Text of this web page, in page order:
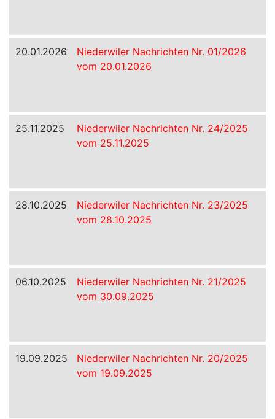
20.01.2026
Niederwiler Nachrichten Nr. 01/2026
vom 20.01.2026
25.11.2025
Niederwiler Nachrichten Nr. 24/2025
vom 25.11.2025
28.10.2025
Niederwiler Nachrichten Nr. 23/2025
vom 28.10.2025
06.10.2025
Niederwiler Nachrichten Nr. 21/2025
vom 30.09.2025
19.09.2025
Niederwiler Nachrichten Nr. 20/2025
vom 19.09.2025